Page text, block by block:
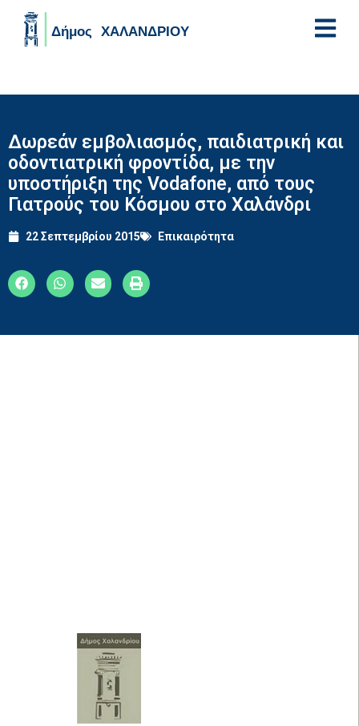
Δωρεάν εμβολιασμός, παιδιατρική και
οδοντιατρική φροντίδα, με την
υποστήριξη της Vodafone, από τους
Γιατρούς του Κόσμου στο Χαλάνδρι
22 Σεπτεμβρίου 2015 Επικαιρότητα